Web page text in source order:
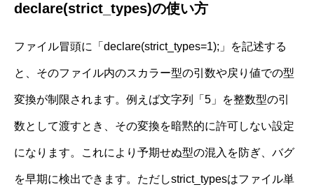
declare(strict_types)の使い方
ファイル冒頭に「declare(strict_types=1);」を記述する
と、そのファイル内のスカラー型の引数や戻り値での型
変換が制限されます。例えば文字列「5」を整数型の引
数として渡すとき、その変換を暗黙的に許可しない設定
になります。これにより予期せぬ型の混入を防ぎ、バグ
を早期に検出できます。ただしstrict_typesはファイル単